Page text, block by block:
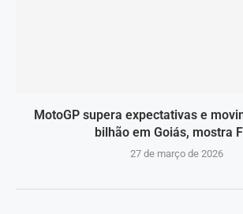
MotoGP supera expectativas e
bilhão em Goiás, mostra
27 de março de 2026